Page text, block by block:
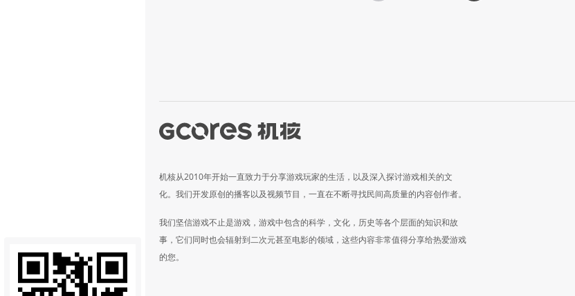
机核从2010年开始一直致力于分享游戏玩家的生活，以及深入探讨游戏相关的文
化。我们开发原创的播客以及视频节目，一直在不断寻找民间高质量的内容创作者。
我们坚信游戏不止是游戏，游戏中包含的科学，文化，历史等各个层面的知识和故
事，它们同时也会辐射到二次元甚至电影的领域，这些内容非常值得分享给热爱游戏
的您。